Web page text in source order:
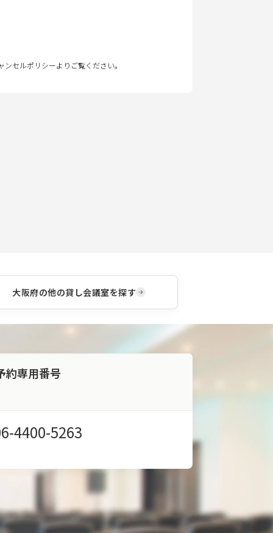
セルポリシーよりご覧ください。
大阪府の他の貸し会議室を探す
約専用番号
4400-5263